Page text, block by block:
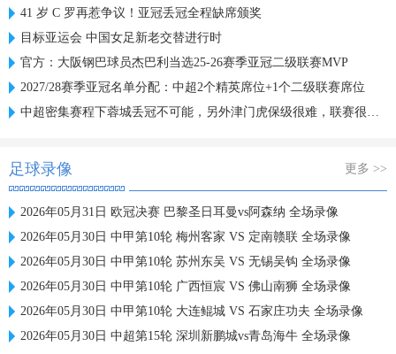
41 岁 C 罗再惹争议！亚冠丢冠全程缺席颁奖
目标亚运会 中国女足新老交替进行时
官方：大阪钢巴球员杰巴利当选25-26赛季亚冠二级联赛MVP
2027/28赛季亚冠名单分配：中超2个精英席位+1个二级联赛席位
中超密集赛程下蓉城丢冠不可能，另外津门虎保级很难，联赛很无聊
足球录像 更多 >>
2026年05月31日 欧冠决赛 巴黎圣日耳曼vs阿森纳 全场录像
2026年05月30日 中甲第10轮 梅州客家 VS 定南赣联 全场录像
2026年05月30日 中甲第10轮 苏州东吴 VS 无锡吴钩 全场录像
2026年05月30日 中甲第10轮 广西恒宸 VS 佛山南狮 全场录像
2026年05月30日 中甲第10轮 大连鲲城 VS 石家庄功夫 全场录像
2026年05月30日 中超第15轮 深圳新鹏城vs青岛海牛 全场录像